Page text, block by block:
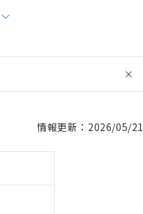
情報更新：2026/05/21